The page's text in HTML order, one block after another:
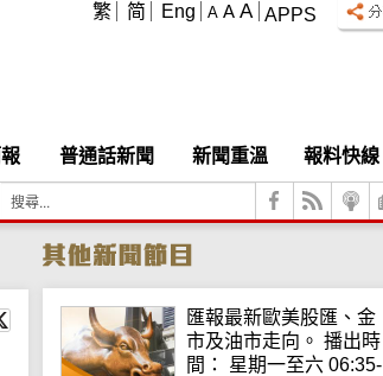
APPS
A A A
繁 简 Eng
普通話新聞 新聞重溫
報料快線
S
e
c
h
匯報最新歐美股匯、金
市及油市走向。 播出時
間： 星期一至六 06:35-